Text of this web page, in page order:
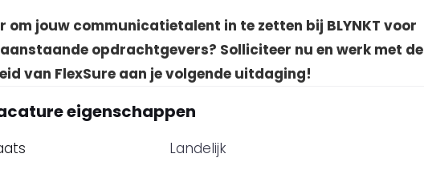
om jouw communicatietalent in te zetten bij BLYNKT voor
opdrachtgevers? Solliciteer nu en werk met de
van FlexSure aan je volgende uitdaging!
eigenschappen
Landelijk